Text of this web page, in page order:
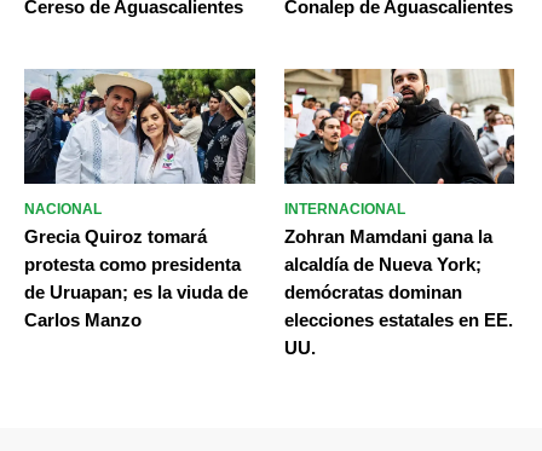
Cereso de Aguascalientes
Conalep de Aguascalientes
NACIONAL
Grecia Quiroz tomará
protesta como presidenta
de Uruapan; es la viuda de
Carlos Manzo
INTERNACIONAL
Zohran Mamdani gana la
alcaldía de Nueva York;
demócratas dominan
elecciones estatales en EE.
UU.